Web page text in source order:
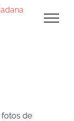
fotos de